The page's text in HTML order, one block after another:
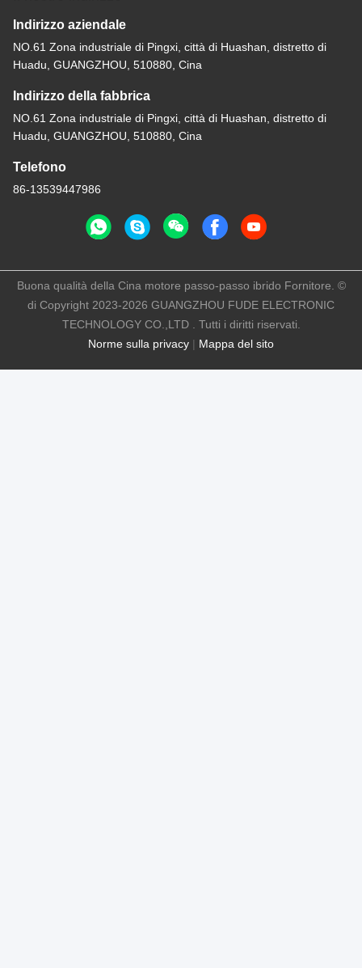
Indirizzo aziendale
NO.61 Zona industriale di Pingxi, città di Huashan, distretto di
Huadu, GUANGZHOU, 510880, Cina
Indirizzo della fabbrica
NO.61 Zona industriale di Pingxi, città di Huashan, distretto di
Huadu, GUANGZHOU, 510880, Cina
Telefono
86-13539447986
Norme sulla privacy | Mappa del sito
Buona qualità della Cina motore passo-passo ibrido Fornitore. ©
di Copyright 2023-2026 GUANGZHOU FUDE ELECTRONIC
TECHNOLOGY CO.,LTD . Tutti i diritti riservati.